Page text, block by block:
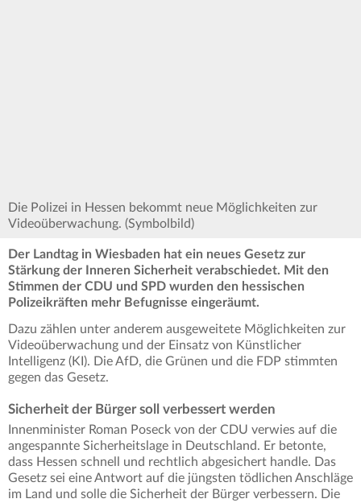
Die Polizei in Hessen bekommt neue Möglichkeiten zur
Videoüberwachung. (Symbolbild)
Der Landtag in Wiesbaden hat ein neues Gesetz zur
Stärkung der Inneren Sicherheit verabschiedet. Mit den
Stimmen der CDU und SPD wurden den hessischen
Polizeikräften mehr Befugnisse eingeräumt.
Dazu zählen unter anderem ausgeweitete Möglichkeiten zur
Videoüberwachung und der Einsatz von Künstlicher
Intelligenz (KI). Die AfD, die Grünen und die FDP stimmten
gegen das Gesetz.
Sicherheit der Bürger soll verbessert werden
Innenminister Roman Poseck von der CDU verwies auf die
angespannte Sicherheitslage in Deutschland. Er betonte,
dass Hessen schnell und rechtlich abgesichert handle. Das
Gesetz sei eine Antwort auf die jüngsten tödlichen Anschläge
im Land und solle die Sicherheit der Bürger verbessern. Die